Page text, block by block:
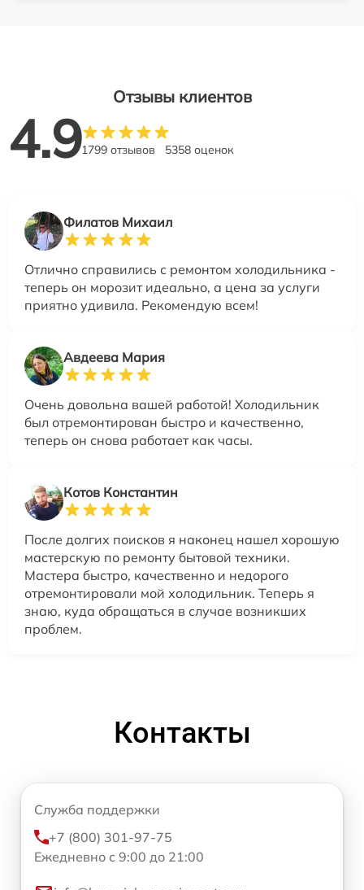
Отзывы клиентов
4.91799 отзывов 5358 оценок
Филатов Михаил
Отлично справились с ремонтом холодильника -
теперь он морозит идеально, а цена за услуги
приятно удивила. Рекомендую всем!
Авдеева Мария
Очень довольна вашей работой! Холодильник
был отремонтирован быстро и качественно,
теперь он снова работает как часы.
Котов Константин
После долгих поисков я наконец нашел хорошую
мастерскую по ремонту бытовой техники.
Мастера быстро, качественно и недорого
отремонтировали мой холодильник. Теперь я
знаю, куда обращаться в случае возникших
проблем.
Контакты
Служба поддержки
+7 (800) 301-97-75
Ежедневно с 9:00 до 21:00